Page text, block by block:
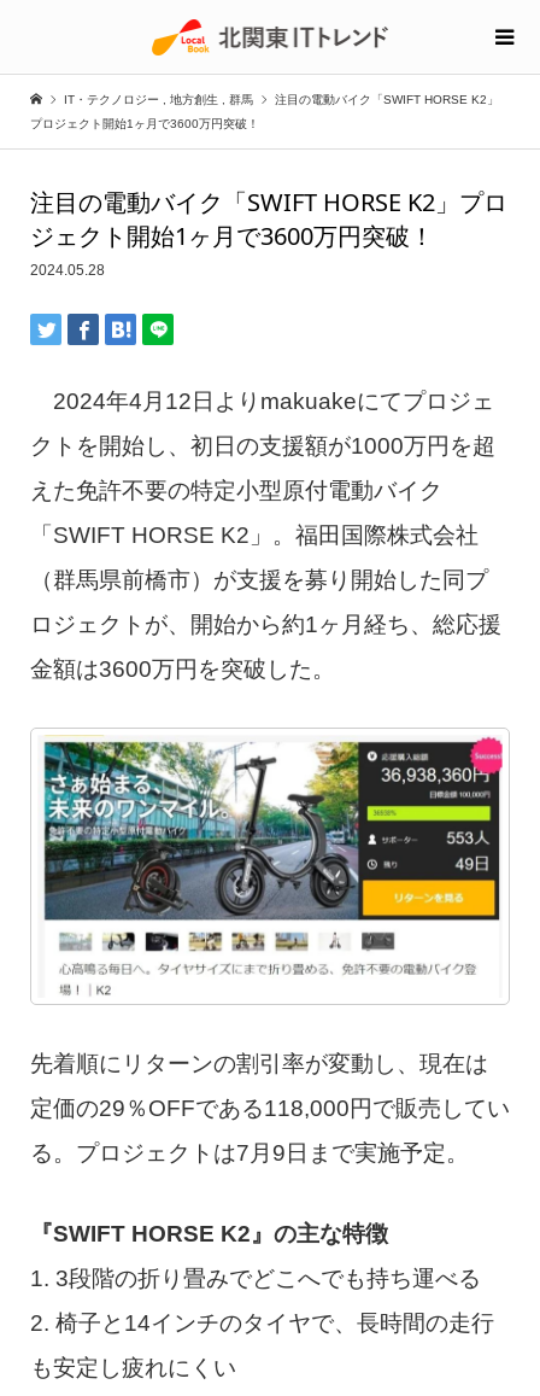
IT・テクノロジー 地方創生 群馬
注目の電動バイク「SWIFT HORSE K2」
プロジェクト開始1ヶ月で3600万円突破！
注目の電動バイク「SWIFT HORSE K2」プロ
ジェクト開始1ヶ月で3600万円突破！
2024.05.28
2024年4月12日よりmakuakeにてプロジェ
クトを開始し、初日の支援額が1000万円を超
えた免許不要の特定小型原付電動バイク
「SWIFT HORSE K2」。福田国際株式会社
（群馬県前橋市）が支援を募り開始した同プ
ロジェクトが、開始から約1ヶ月経ち、総応援
金額は3600万円を突破した。
先着順にリターンの割引率が変動し、現在は
定価の29％OFFである118,000円で販売してい
る。プロジェクトは7月9日まで実施予定。
『SWIFT HORSE K2』の主な特徴
1. 3段階の折り畳みでどこへでも持ち運べる
2. 椅子と14インチのタイヤで、長時間の走行
も安定し疲れにくい